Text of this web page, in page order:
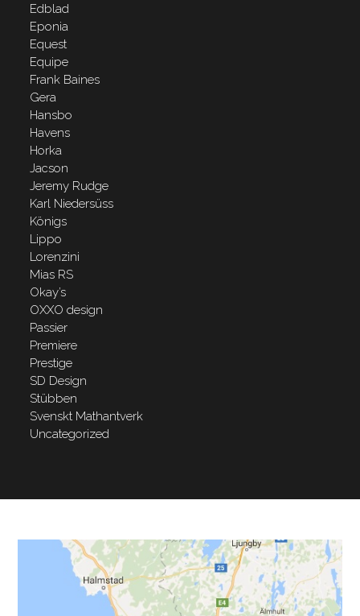
Edblad
Eponia
Equest
Equipe
Frank Baines
Gera
Hansbo
Havens
Horka
Jacson
Jeremy Rudge
Karl Niedersüss
Königs
Lippo
Lorenzini
Mias RS
Okay’s
OXXO design
Passier
Premiere
Prestige
SD Design
Stübben
Svenskt Mathantverk
Uncategorized